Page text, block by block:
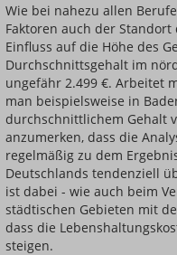
Wie bei nahezu allen
Faktoren auch der
Einfluss auf die Höhe des
Durchschnittsgehalt im
ungefähr 2.499 €. Arbeitet
man beispielsweise in
durchschnittlichem Gehalt
anzumerken, dass die
regelmäßig zu dem
Deutschlands tendenziell
ist dabei - wie auch beim
städtischen Gebieten mit
dass die
steigen.